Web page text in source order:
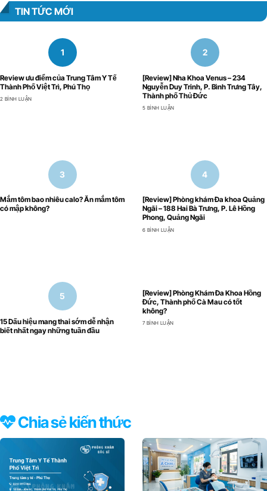
TIN TỨC MỚI
Review ưu điểm của Trung Tâm Y Tế
Thành Phố Việt Trì, Phú Thọ
2 BÌNH LUẬN
[Review] Nha Khoa Venus – 234
Nguyễn Duy Trinh, P. Bình Trưng Tây,
Thành phố Thủ Đức
5 BÌNH LUẬN
Mắm tôm bao nhiêu calo? Ăn mắm tôm
có mập không?
[Review] Phòng khám Đa khoa Quảng
Ngãi – 188 Hai Bà Trưng, P. Lê Hồng
Phong, Quảng Ngãi
6 BÌNH LUẬN
15 Dấu hiệu mang thai sớm dễ nhận
biết nhất ngay những tuần đầu
[Review] Phòng Khám Đa Khoa Hồng
Đức, Thành phố Cà Mau có tốt
không?
7 BÌNH LUẬN
Chia sẻ kiến thức